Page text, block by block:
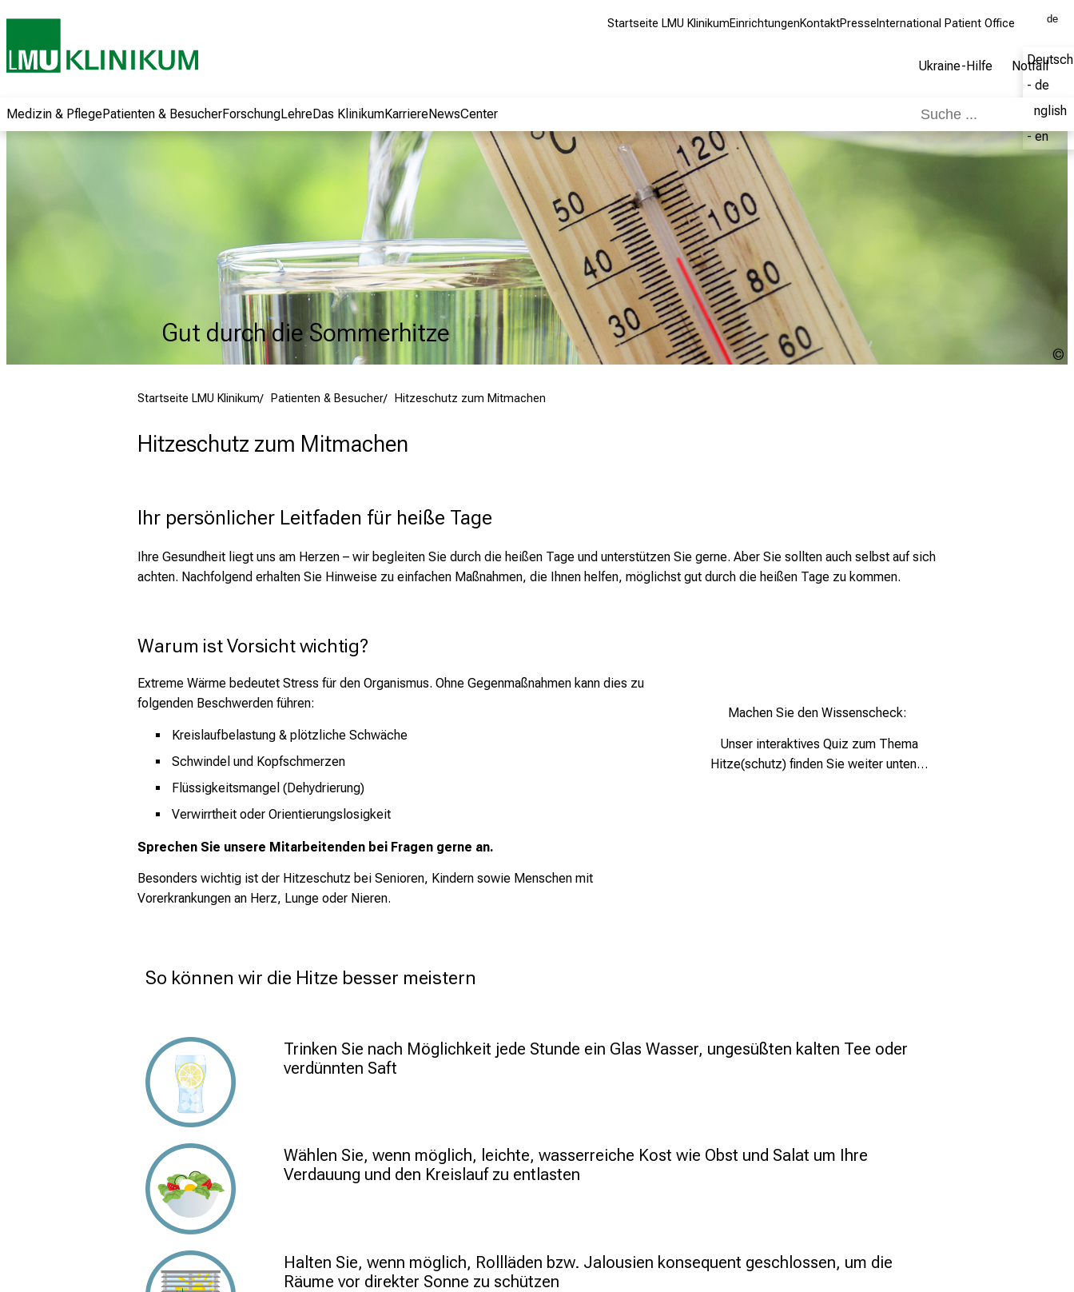
Startseite LMU KlinikumEinrichtungenKontaktPresse International Patient Office de
Deutsch
- de
English
- en
Ukraine-Hilfe Notfall
Medizin & PflegePatienten & BesucherForschungLehreDas KlinikumKarriereNewsCenter
Gut durch die Sommerhitze
Startseite LMU Klinikum Patienten & Besucher Hitzeschutz zum Mitmachen
Hitzeschutz zum Mitmachen
Ihr persönlicher Leitfaden für heiße Tage
Ihre Gesundheit liegt uns am Herzen – wir begleiten Sie durch die heißen Tage und unterstützen Sie gerne. Aber Sie sollten auch selbst auf sich
achten. Nachfolgend erhalten Sie Hinweise zu einfachen Maßnahmen, die Ihnen helfen, möglichst gut durch die heißen Tage zu kommen.
Warum ist Vorsicht wichtig?
Extreme Wärme bedeutet Stress für den Organismus. Ohne Gegenmaßnahmen kann dies zu
folgenden Beschwerden führen:
Kreislaufbelastung & plötzliche Schwäche
Schwindel und Kopfschmerzen
Flüssigkeitsmangel (Dehydrierung)
Verwirrtheit oder Orientierungslosigkeit
Sprechen Sie unsere Mitarbeitenden bei Fragen gerne an.
Besonders wichtig ist der Hitzeschutz bei Senioren, Kindern sowie Menschen mit
Vorerkrankungen an Herz, Lunge oder Nieren.
Machen Sie den Wissenscheck:
Unser interaktives Quiz zum Thema
Hitze(schutz) finden Sieweiter unten…
So können wir die Hitze besser meistern
Trinken Sie nach Möglichkeit jede Stunde ein Glas Wasser, ungesüßten kalten Tee oder
verdünnten Saft
Wählen Sie, wenn möglich, leichte, wasserreiche Kost wie Obst und Salat um Ihre
Verdauung und den Kreislauf zu entlasten
Halten Sie, wenn möglich, Rollläden bzw. Jalousien konsequent geschlossen, um die
Räume vor direkter Sonne zu schützen
Informationen zu
Jobs, Ausbildungen
Weiterbildungen.
Kommen Sie